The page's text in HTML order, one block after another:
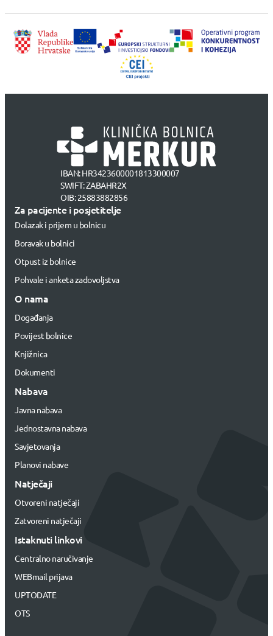
IBAN: HR3423600001813300007
SWIFT: ZABAHR2X
OIB: 25883882856
Za pacijente i posjetitelje
Dolazak i prijem u bolnicu
Boravak u bolnici
Otpust iz bolnice
Pohvale i anketa zadovoljstva
O nama
Događanja
Povijest bolnice
Knjižnica
Dokumenti
Nabava
Javna nabava
Jednostavna nabava
Savjetovanja
Planovi nabave
Natječaji
Otvoreni natječaji
Zatvoreni natječaji
Istaknuti linkovi
Centralno naručivanje
WEBmail prijava
UPTODATE
OTS